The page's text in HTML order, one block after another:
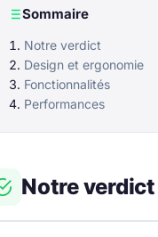
Sommaire
Notre verdict
Design et ergonomie
Fonctionnalités
Performances
Notre verdict